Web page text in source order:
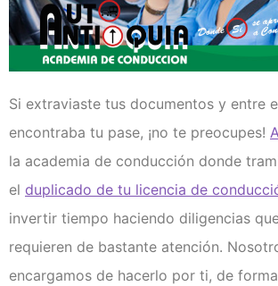
conducción en Medellín
Evaluación teórico práctica de
conductores
Licencia internacional
Vehículos
Instalaciones
¿Quiénes somos?
Noticias
Examen técnico online
Si extraviaste tus documentos y entre
encontraba tu pase, ¡no te preocupes!
la academia de conducción donde
el duplicado de tu licencia de
invertir tiempo haciendo diligencias
requieren de bastante atención.
encargamos de hacerlo por ti, de